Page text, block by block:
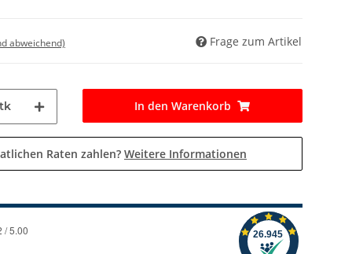
abweichend) Frage zum Artikel
In den Warenkorb
Raten zahlen? Weitere Informationen